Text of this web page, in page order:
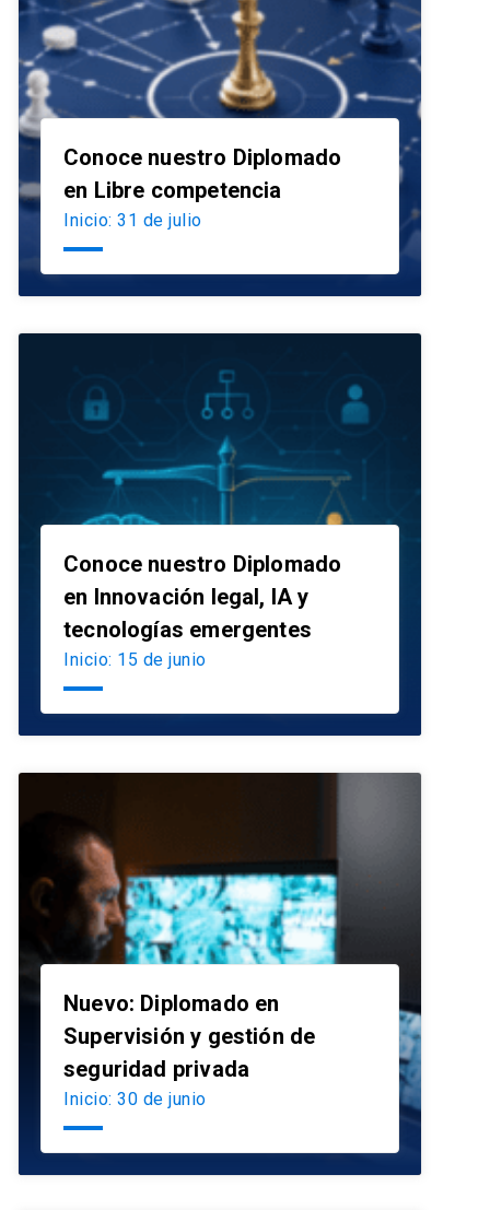
Conoce nuestro Diplomado
en Libre competencia
Inicio: 31 de julio
Conoce nuestro Diplomado
en Innovación legal, IA y
tecnologías emergentes
Inicio: 15 de junio
Nuevo: Diplomado en
Supervisión y gestión de
seguridad privada
Inicio: 30 de junio